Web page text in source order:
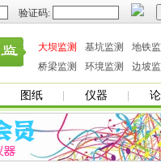
验证码:
大坝监测 基坑监测
地铁
桥梁监测
环境监测 边坡
图纸 仪器